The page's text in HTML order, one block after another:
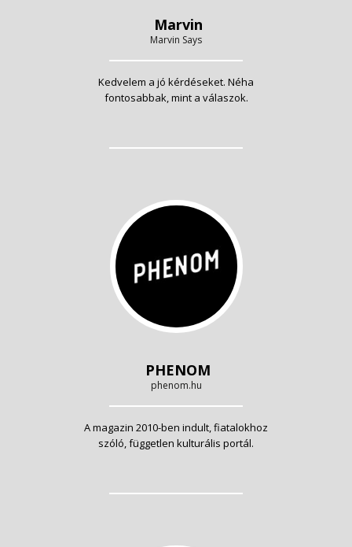
Marvin
Marvin Says
Kedvelem a jó kérdéseket. Néha
fontosabbak, mint a válaszok.
PHENOM
phenom.hu
A magazin 2010-ben indult, fiatalokhoz
szóló, független kulturális portál.